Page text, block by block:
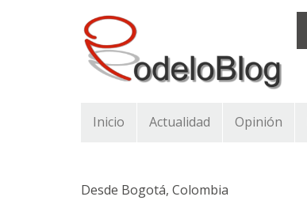
Inicio Actualidad Opinión
Desde Bogotá, Colombia